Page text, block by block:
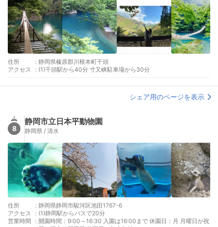
住所 : 静岡県榛原郡川根本町千頭
アクセス
: (1)千頭駅から40分 寸又峡駐車場から30分
シェア用のページを表示
8
静岡市立日本平動物園
静岡県 / 清水
住所 : 静岡県静岡市駿河区池田1767-6
アクセス
: (1)静岡駅からバスで20分
営業時間
: 開園時間：9:00～16:30 入園は16:00まで 休園日：月 月曜日が祝